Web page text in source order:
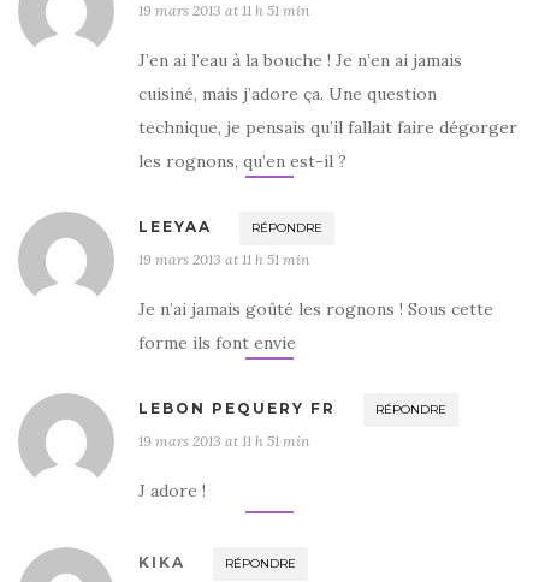
19 mars 2013 at 11 h 51 min
J’en ai l’eau à la bouche ! Je n’en ai jamais
cuisiné, mais j’adore ça. Une question
technique, je pensais qu’il fallait faire dégorger
les rognons, qu’en est-il ?
LEEYAA RÉPONDRE
19 mars 2013 at 11 h 51 min
Je n’ai jamais goûté les rognons ! Sous cette
forme ils font envie
LEBON PEQUERY FR RÉPONDRE
19 mars 2013 at 11 h 51 min
J adore !
KIKA RÉPONDRE